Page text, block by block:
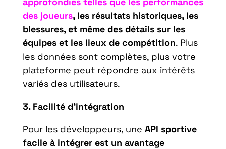
des joueurs, les résultats historiques, les
blessures, et même des détails sur les
équipes et les lieux de compétition. Plus
les données sont complètes, plus votre
plateforme peut répondre aux intérêts
variés des utilisateurs.
3. Facilité d’intégration
Pour les développeurs, une API sportive
facile à intégrer est un avantage